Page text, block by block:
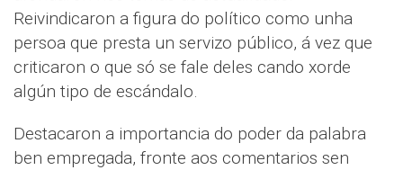
Reivindicaron a figura do político como unha
persoa que presta un servizo público, á vez que
criticaron o que só se fale deles cando xorde
algún tipo de escándalo.
Destacaron a importancia do poder da palabra
ben empregada, fronte aos comentarios sen